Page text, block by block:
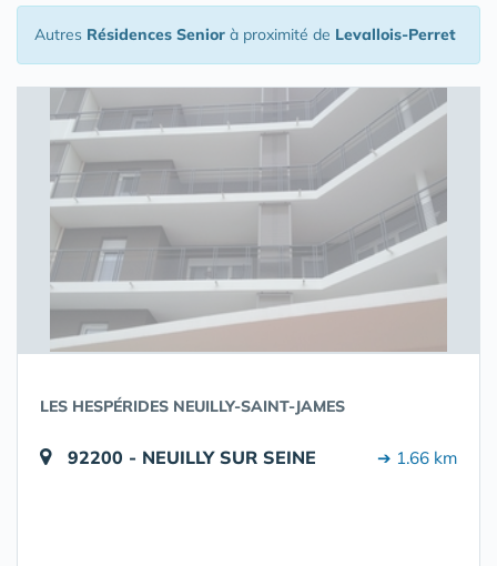
Autres Résidences Senior à proximité de Levallois-Perret
LES HESPÉRIDES NEUILLY-SAINT-JAMES
92200 - NEUILLY SUR SEINE ➔ 1.66 km